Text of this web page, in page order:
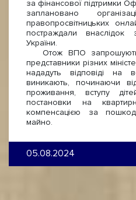
за фінансової підтримки
заплановано
правопросвітницьких
постраждали внаслідок
України.
Отож ВПО запрошують
представники різних
нададуть відповіді
виникають, починаючи
проживання, вступу
постановки на
компенсацією за
майно.
05.08.2024